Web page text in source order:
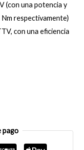
(con una potencia y
Nm respectivamente)
con una eficiencia
pago